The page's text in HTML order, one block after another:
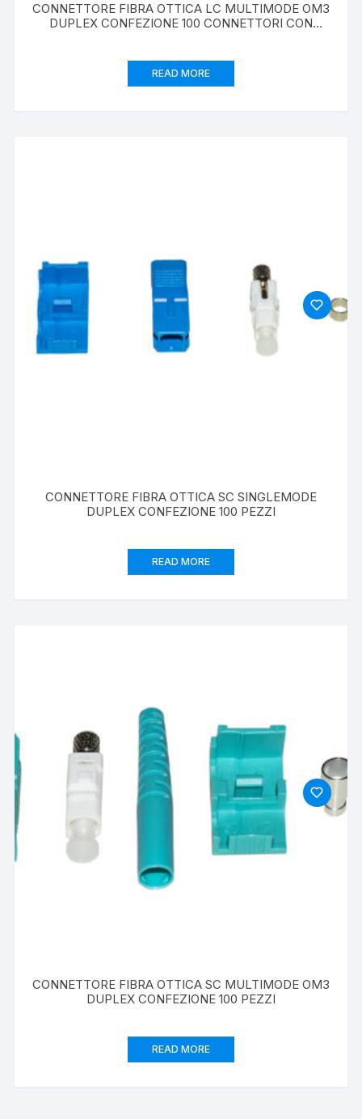
CONNETTORE FIBRA OTTICA LC MULTIMODE OM3
DUPLEX CONFEZIONE 100 CONNETTORI CON
READ MORE
CONNETTORE FIBRA OTTICA SC SINGLEMODE
DUPLEX CONFEZIONE 100 PEZZI
READ MORE
CONNETTORE FIBRA OTTICA SC MULTIMODE OM3
DUPLEX CONFEZIONE 100 PEZZI
READ MORE